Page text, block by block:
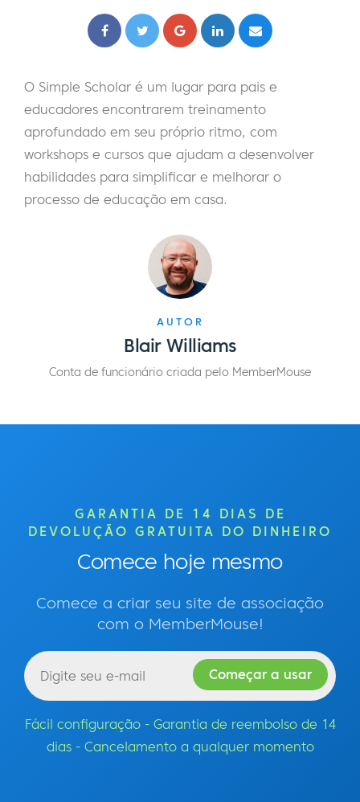
O Simple Scholar é um lugar para pais e
educadores encontrarem treinamento
aprofundado em seu próprio ritmo, com
workshops e cursos que ajudam a desenvolver
habilidades para simplificar e melhorar o
processo de educação em casa.
AUTOR
Blair Williams
Conta de funcionário criada pelo MemberMouse
GARANTIA DE 14 DIAS DE
DEVOLUÇÃO GRATUITA DO DINHEIRO
Comece hoje mesmo
Comece a criar seu site de associação
com o MemberMouse!
Fácil configuração - Garantia de reembolso de 14
dias - Cancelamento a qualquer momento